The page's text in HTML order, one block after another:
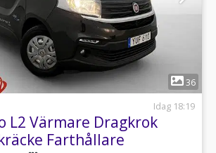
1
36
Idag 18:19
L2 Värmare Dragkrok
Farthållare